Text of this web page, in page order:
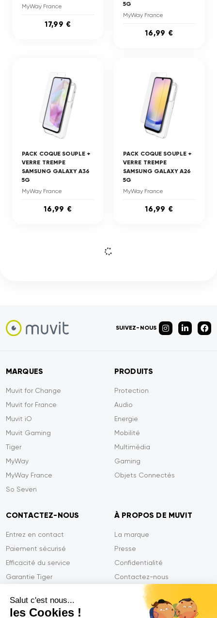
Salut c'est nous...
les Cookies !
MyWay France
17,99 €
5G
MyWay France
16,99 €
PACK COQUE SOUPLE +
VERRE TREMPE
SAMSUNG GALAXY A36
5G
MyWay France
16,99 €
PACK COQUE SOUPLE +
VERRE TREMPE
SAMSUNG GALAXY A26
5G
MyWay France
16,99 €
SUIVEZ-NOUS
MARQUES
Muvit for Change
Muvit for France
Muvit iO
Muvit Gaming
Tiger
MyWay
MyWay France
So Seven
PRODUITS
Protection
Audio
Energie
Mobilité
Multimédia
Gaming
Objets Connectés
CONTACTEZ-NOUS
Entrez en contact
Paiement sécurisé
Efficacité du service
Garantie Tiger
À PROPOS DE MUVIT
La marque
Presse
Confidentialité
Contactez-nous